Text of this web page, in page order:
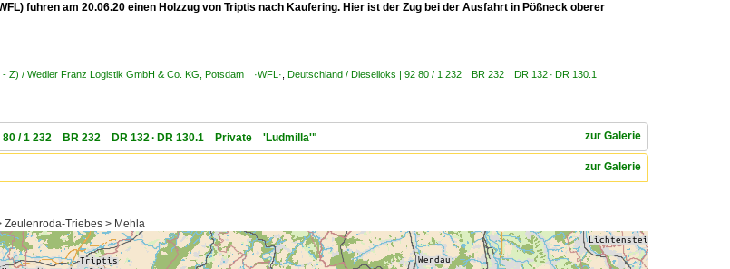
fuhren am 20.06.20 einen Holzzug von Triptis nach Kaufering. Hier ist der Zug bei der Ausfahrt in Pößneck oberer
Z) / Wedler Franz Logistik GmbH & Co. KG, Potsdam ·WFL· Deutschland / Dieselloks | 92 80 / 1 232 BR 232 DR 132 · DR 130.1
zur Galerie
80 / 1 232 BR 232 DR 132 · DR 130.1 Private 'Ludmilla'"
zur Galerie
Zeulenroda-Triebes > Mehla